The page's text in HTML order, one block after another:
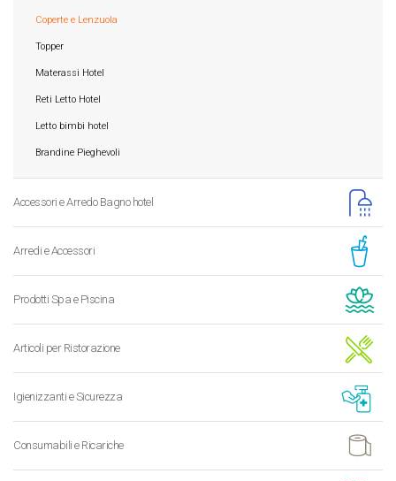
Coperte e Lenzuola
Topper
Materassi Hotel
Reti Letto Hotel
Letto bimbi hotel
Brandine Pieghevoli
Accessori e Arredo Bagno hotel
Arredi e Accessori
Prodotti Spa e Piscina
Articoli per Ristorazione
Igienizzanti e Sicurezza
Consumabili e Ricariche